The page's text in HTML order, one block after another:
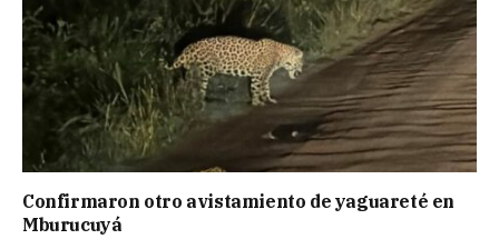
Confirmaron otro avistamiento de yaguareté en
Mburucuyá